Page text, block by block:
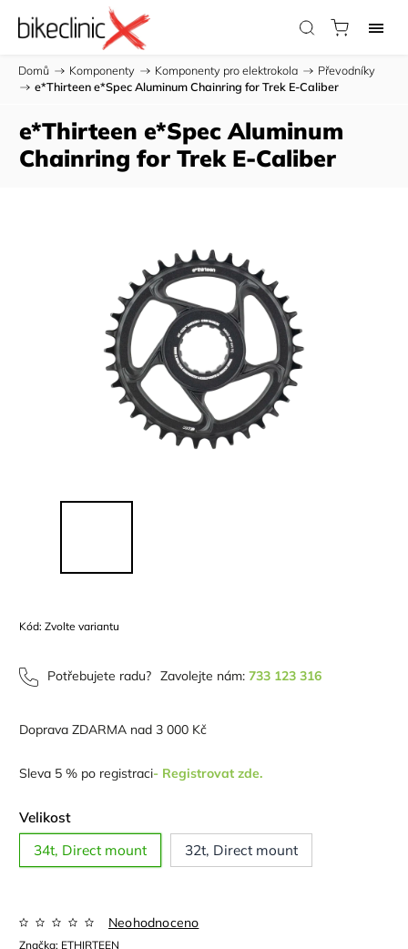
Domů / Komponenty / Komponenty pro elektrokola /
Převodníky
/
e*Thirteen e*Spec Aluminum Chainring for Trek E-Caliber
e*Thirteen e*Spec Aluminum
Chainring for Trek E-Caliber
Kód: Zvolte variantu
Potřebujete radu? Zavolejte nám: 733 123 316
Doprava ZDARMA nad 3 000 Kč
Sleva 5 % po registraci- Registrovat zde.
Velikost
34t, Direct mount
32t, Direct mount
Značka: ETHIRTEEN
Neohodnoceno